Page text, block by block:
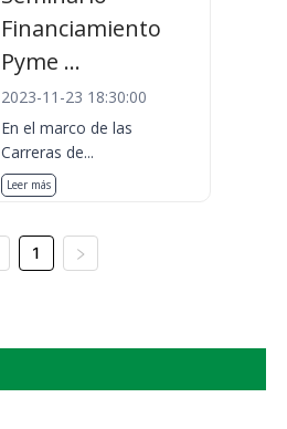
Financiamiento
Pyme ...
2023-11-23 18:30:00
En el marco de las
Carreras de...
Leer más
1